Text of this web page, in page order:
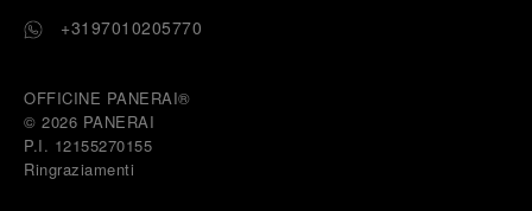
+3197010205770
OFFICINE PANERAI®
© 2026 PANERAI
P.I. 12155270155
Ringraziamenti